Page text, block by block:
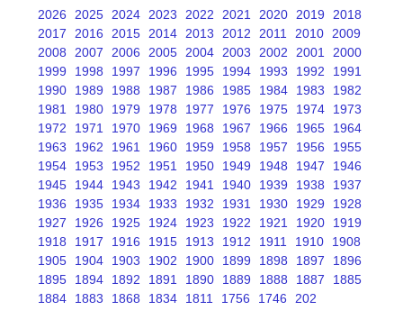
2026 2025 2024 2023 2022 2021 2020 2019
2018
2017
2016 2015 2014 2013 2012 2011 2010
2009
2008
2007 2006 2005 2004 2003 2002 2001
2000
1999
1998 1997 1996 1995 1994 1993 1992
1991
1990
1989 1988 1987 1986 1985 1984 1983
1982
1981
1980 1979 1978 1977 1976 1975 1974
1973
1972
1971 1970 1969 1968 1967 1966 1965
1964
1963
1962 1961 1960 1959 1958 1957 1956
1955
1954
1953 1952 1951 1950 1949 1948 1947
1946
1945
1944 1943 1942 1941 1940 1939 1938
1937
1936
1935 1934 1933 1932 1931 1930 1929
1928
1927
1926 1925 1924 1923 1922 1921 1920
1919
1918
1917 1916 1915 1913 1912 1911 1910
1908
1905
1904 1903 1902 1900 1899 1898 1897
1896
1895
1894 1892 1891 1890 1889 1888 1887
1885
1884
1883 1868 1834 1811 1756 1746 202